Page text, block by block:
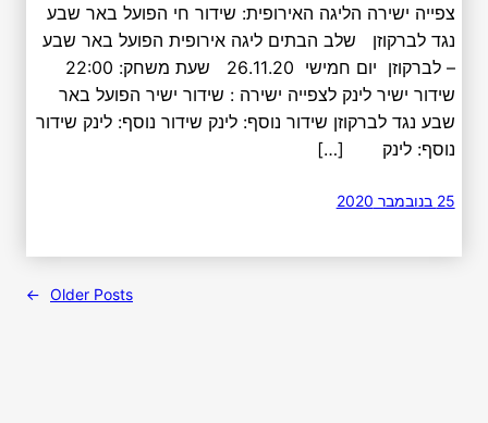
צפייה ישירה הליגה האירופית: שידור חי הפועל באר שבע
נגד לברקוזן שלב הבתים ליגה אירופית הפועל באר שבע
שידור ישיר לינק לצפייה ישירה : שידור ישיר הפועל באר
שבע נגד לברקוזן שידור נוסף: לינק שידור נוסף: לינק שידור
נוסף: לינק […]
25 בנובמבר 2020
Older Posts
→